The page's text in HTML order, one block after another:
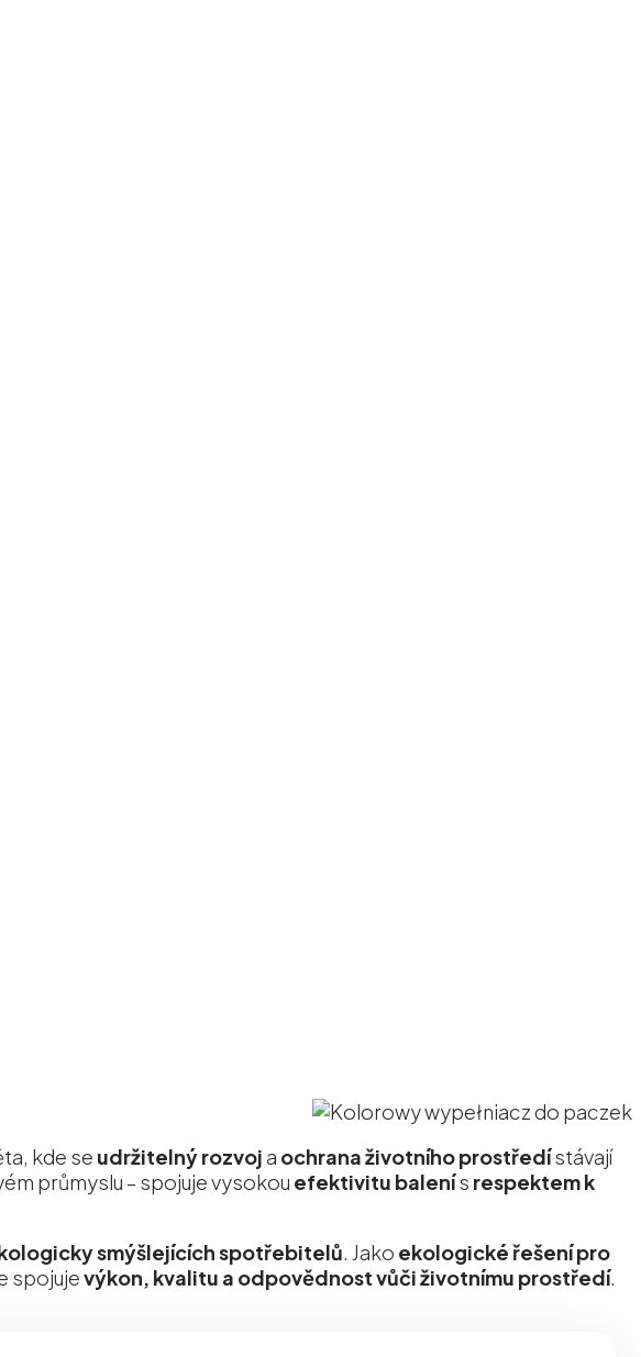
kde se udržitelný rozvoja ochrana životního prostředístávají
průmyslu – spojuje vysokou efektivitu balenís respektem k
smýšlejících spotřebitelů. Jako ekologické řešení pro
spojujevýkon, kvalitu a odpovědnost vůči životnímu prostředí.